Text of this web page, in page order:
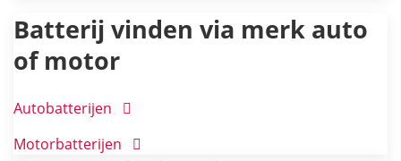
Batterij vinden via merk auto
of motor
Autobatterijen
Motorbatterijen